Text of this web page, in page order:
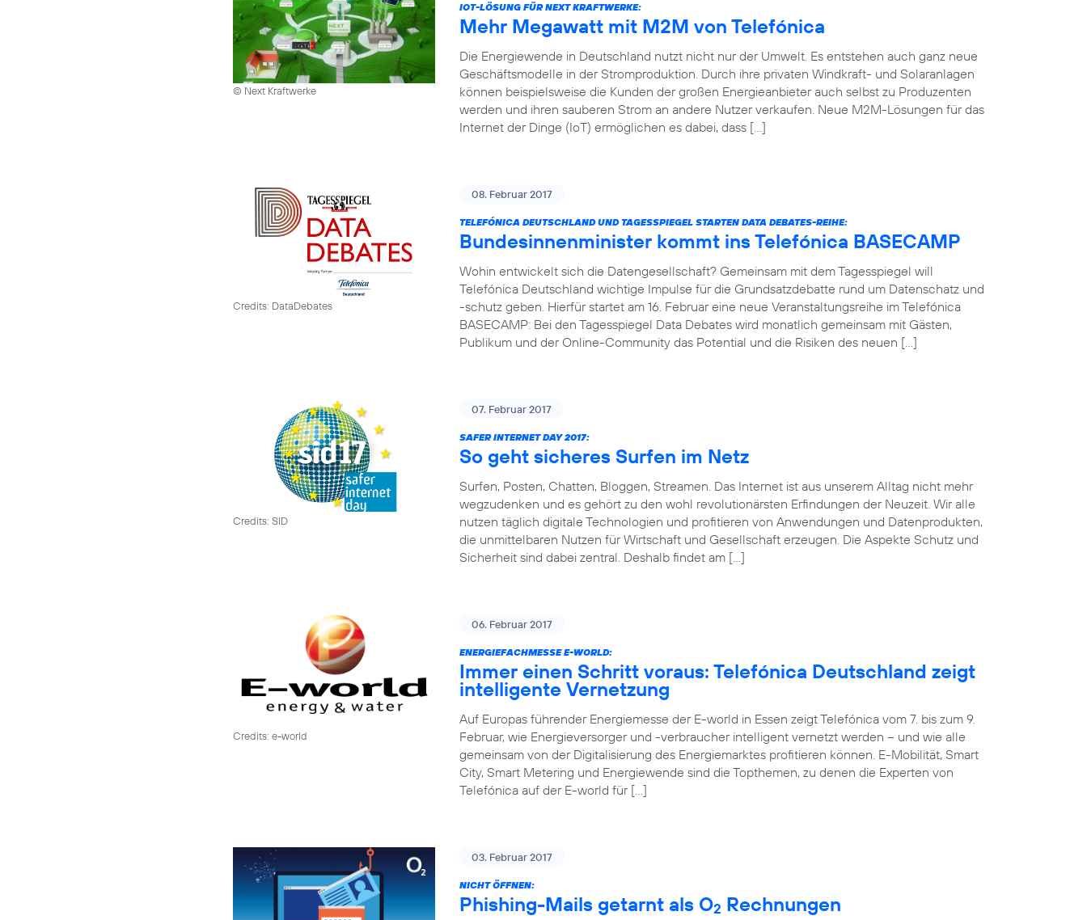
© Next Kraftwerke
IOT-LÖSUNG FÜR NEXT KRAFTWERKE:
Mehr Megawatt mit M2M von Telefónica
Die Energiewende in Deutschland nutzt nicht nur der Umwelt. Es entstehen auch ganz neue
Geschäftsmodelle in der Stromproduktion. Durch ihre privaten Windkraft- und Solaranlagen
können beispielsweise die Kunden der großen Energieanbieter auch selbst zu Produzenten
werden und ihren sauberen Strom an andere Nutzer verkaufen. Neue M2M-Lösungen für das
Internet der Dinge (IoT) ermöglichen es dabei, dass […]
Credits: DataDebates
08. Februar 2017
TELEFÓNICA DEUTSCHLAND UND TAGESSPIEGEL STARTEN DATA DEBATES-REIHE:
Bundesinnenminister kommt ins Telefónica BASECAMP
Wohin entwickelt sich die Datengesellschaft? Gemeinsam mit dem Tagesspiegel will
Telefónica Deutschland wichtige Impulse für die Grundsatzdebatte rund um Datenschatz und
-schutz geben. Hierfür startet am 16. Februar eine neue Veranstaltungsreihe im Telefónica
BASECAMP: Bei den Tagesspiegel Data Debates wird monatlich gemeinsam mit Gästen,
Publikum und der Online-Community das Potential und die Risiken des neuen […]
Credits: SID
07. Februar 2017
SAFER INTERNET DAY 2017:
So geht sicheres Surfen im Netz
Surfen, Posten, Chatten, Bloggen, Streamen. Das Internet ist aus unserem Alltag nicht mehr
wegzudenken und es gehört zu den wohl revolutionärsten Erfindungen der Neuzeit. Wir alle
nutzen täglich digitale Technologien und profitieren von Anwendungen und Datenprodukten,
die unmittelbaren Nutzen für Wirtschaft und Gesellschaft erzeugen. Die Aspekte Schutz und
Sicherheit sind dabei zentral. Deshalb findet am […]
Credits: e-world
06. Februar 2017
ENERGIEFACHMESSE E-WORLD:
Immer einen Schritt voraus: Telefónica Deutschland zeigt
intelligente Vernetzung
Auf Europas führender Energiemesse der E-world in Essen zeigt Telefónica vom 7. bis zum 9.
Februar, wie Energieversorger und -verbraucher intelligent vernetzt werden – und wie alle
gemeinsam von der Digitalisierung des Energiemarktes profitieren können. E-Mobilität, Smart
City, Smart Metering und Energiewende sind die Topthemen, zu denen die Experten von
Telefónica auf der E-world für […]
03. Februar 2017
NICHT ÖFFNEN:
Phishing-Mails getarnt als O2 Rechnungen